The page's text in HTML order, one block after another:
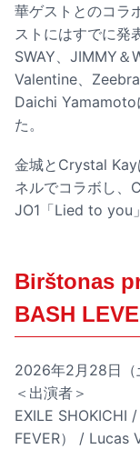
華ゲストとのコラ
ストにはすでに発
SWAY、JIMMY＆
Valentine、
Daichi Yamamoto
た。
金城とCrystal Kay
ネルでコラボし、
JO1「Lied to you
Birštonas
BASH
2026年2月28日（
＜出演者＞
EXILE SHOKICHI
FEVER） /